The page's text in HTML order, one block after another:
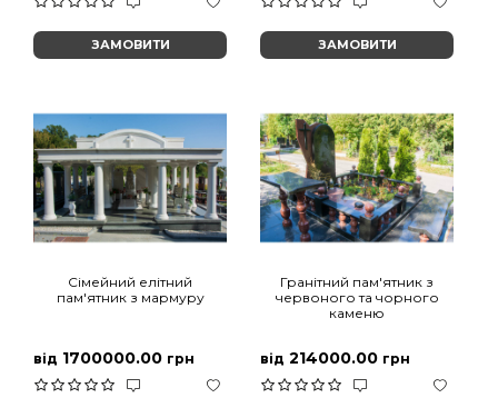
ЗАМОВИТИ ЗАМОВИТИ
Сімейний елітний
пам'ятник з мармуру
від 1700000.00 грн
Гранітний пам'ятник з
червоного та чорного
каменю
від 214000.00 грн